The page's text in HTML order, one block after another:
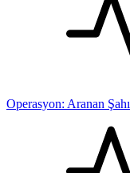
Operasyon: Aranan